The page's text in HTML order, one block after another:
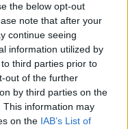
the below opt-out
note that after your
continue seeing
information utilized by
third parties prior to
out of the further
by third parties on the
This information may
on the IAB’s List of
00:00:49
paimtus šešis